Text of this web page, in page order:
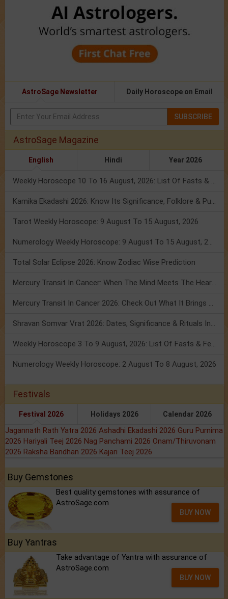
AstroSage Newsletter Daily Horoscope on Email
SUBSCRIBE
AstroSage Magazine
English Hindi Year 2026
Weekly Horoscope 10 To 16 August, 2026: List Of Fasts & Festivals
Kamika Ekadashi 2026: Know Its Significance, Folklore & Puja Rituals
Tarot Weekly Horoscope: 9 August To 15 August, 2026
Numerology Weekly Horoscope: 9 August To 15 August, 2026
Total Solar Eclipse 2026: Know Zodiac Wise Prediction
Mercury Transit In Cancer: When The Mind Meets The Heart!
Mercury Transit In Cancer 2026: Check Out What It Brings For You
Shravan Somvar Vrat 2026: Dates, Significance & Rituals In August
Weekly Horoscope 3 To 9 August, 2026: List Of Fasts & Festivals
Numerology Weekly Horoscope: 2 August To 8 August, 2026
Festivals
Festival 2026 Holidays 2026 Calendar 2026
Jagannath Rath Yatra 2026 Ashadhi Ekadashi 2026 Guru Purnima
2026 Hariyali Teej 2026 Nag Panchami 2026 Onam/Thiruvonam
2026 Raksha Bandhan 2026 Kajari Teej 2026
Buy Gemstones
Best quality gemstones with assurance of
AstroSage.com
BUY NOW
Buy Yantras
Take advantage of Yantra with assurance of
AstroSage.com
BUY NOW